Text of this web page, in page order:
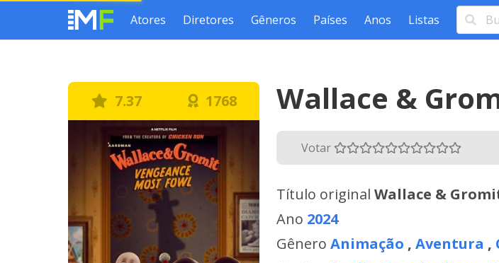
Atores Diretores Gêneros Países Anos Listas
7.37 1768 Wallace &
Votar
Título original Wallace &
Ano 2024
Gênero Animação , Aventura ,